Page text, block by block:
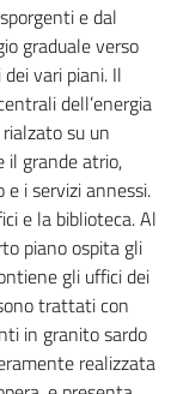
e dal
graduale verso
vari piani. Il
dell’energia
su un
il grande atrio,
e i servizi annessi.
e la biblioteca. Al
piano ospita gli
gli uffici dei
trattati con
in granito sardo
realizzata